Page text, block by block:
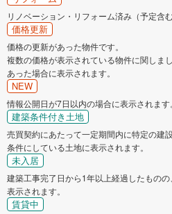
リノベーション・リフォーム済み（予定含
価格更新
価格の更新があった物件です。
複数の価格が表示されている物件に関しま
あった場合に表示されます。
NEW
情報公開日が7日以内の場合に表示されます。
建築条件付き土地
売買契約にあたって一定期間内に特定の建
条件にしている土地に表示されます。
未入居
建築工事完了日から1年以上経過したもの
表示されます。
賃貸中